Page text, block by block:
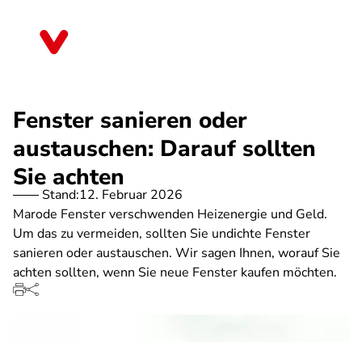
Fenster sanieren oder
austauschen: Darauf sollten
Sie achten
Stand:12. Februar 2026
Marode Fenster verschwenden Heizenergie und Geld.
Um das zu vermeiden, sollten Sie undichte Fenster
sanieren oder austauschen. Wir sagen Ihnen, worauf Sie
achten sollten, wenn Sie neue Fenster kaufen möchten.